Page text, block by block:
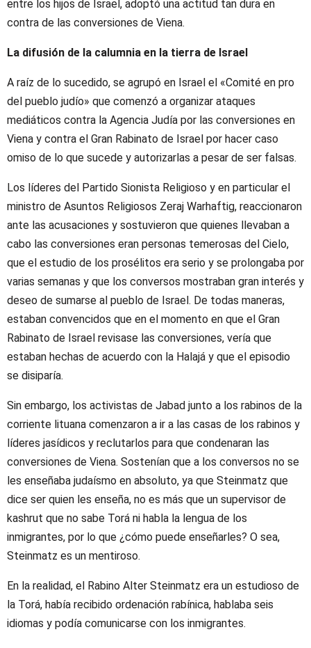
entre los hijos de Israel, adoptó una actitud tan dura en
contra de las conversiones de Viena.
La difusión de la calumnia en la tierra de Israel
A raíz de lo sucedido, se agrupó en Israel el «Comité en pro
del pueblo judío» que comenzó a organizar ataques
mediáticos contra la Agencia Judía por las conversiones en
Viena y contra el Gran Rabinato de Israel por hacer caso
omiso de lo que sucede y autorizarlas a pesar de ser falsas.
Los líderes del Partido Sionista Religioso y en particular el
ministro de Asuntos Religiosos Zeraj Warhaftig, reaccionaron
ante las acusaciones y sostuvieron que quienes llevaban a
cabo las conversiones eran personas temerosas del Cielo,
que el estudio de los prosélitos era serio y se prolongaba por
varias semanas y que los conversos mostraban gran interés y
deseo de sumarse al pueblo de Israel. De todas maneras,
estaban convencidos que en el momento en que el Gran
Rabinato de Israel revisase las conversiones, vería que
estaban hechas de acuerdo con la Halajá y que el episodio
se disiparía.
Sin embargo, los activistas de Jabad junto a los rabinos de la
corriente lituana comenzaron a ir a las casas de los rabinos y
líderes jasídicos y reclutarlos para que condenaran las
conversiones de Viena. Sostenían que a los conversos no se
les enseñaba judaísmo en absoluto, ya que Steinmatz que
dice ser quien les enseña, no es más que un supervisor de
kashrut que no sabe Torá ni habla la lengua de los
inmigrantes, por lo que ¿cómo puede enseñarles? O sea,
Steinmatz es un mentiroso.
En la realidad, el Rabino Alter Steinmatz era un estudioso de
la Torá, había recibido ordenación rabínica, hablaba seis
idiomas y podía comunicarse con los inmigrantes.